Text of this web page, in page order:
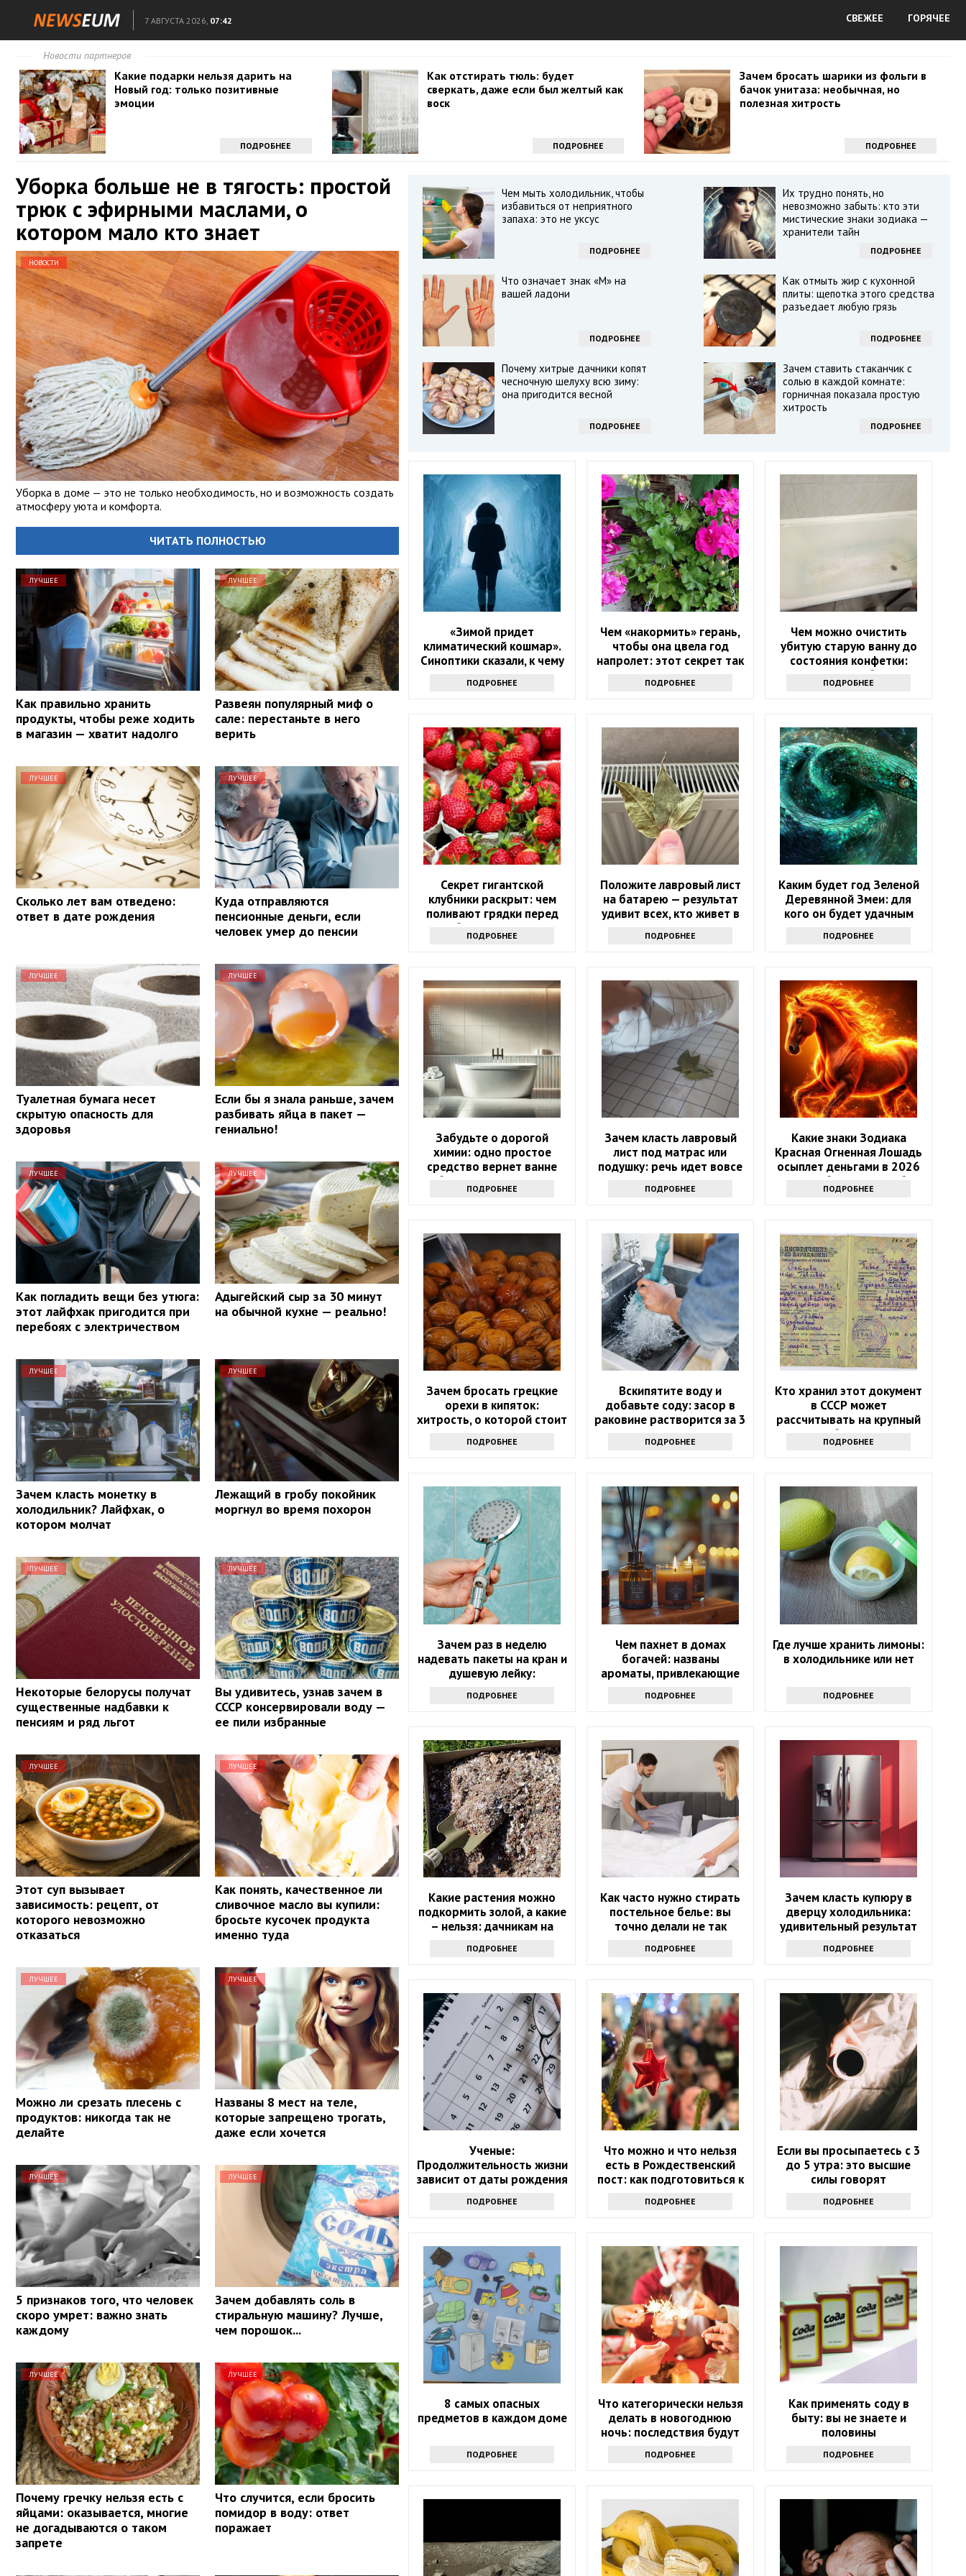
7 АВГУСТА 2026, 07:42 СВЕЖЕЕ ГОРЯЧЕЕ
Новости партнеров
Какие подарки нельзя дарить на
Новый год: только позитивные
эмоции
ПОДРОБНЕЕ
Как отстирать тюль: будет
сверкать, даже если был желтый как
воск
ПОДРОБНЕЕ
Зачем бросать шарики из фольги в
бачок унитаза: необычная, но
полезная хитрость
ПОДРОБНЕЕ
Уборка больше не в тягость: простой
трюк с эфирными маслами, о
котором мало кто знает
НОВОСТИ
Уборка в доме — это не только необходимость, но и возможность создать
атмосферу уюта и комфорта.
ЧИТАТЬ ПОЛНОСТЬЮ
ЛУЧШЕЕ
Как правильно хранить
продукты, чтобы реже ходить
в магазин — хватит надолго
ЛУЧШЕЕ
Развеян популярный миф о
сале: перестаньте в него
верить
ЛУЧШЕЕ
Сколько лет вам отведено:
ответ в дате рождения
ЛУЧШЕЕ
Куда отправляются
пенсионные деньги, если
человек умер до пенсии
ЛУЧШЕЕ
Туалетная бумага несет
скрытую опасность для
здоровья
ЛУЧШЕЕ
Если бы я знала раньше, зачем
разбивать яйца в пакет —
гениально!
ЛУЧШЕЕ
Как погладить вещи без утюга:
этот лайфхак пригодится при
перебоях с электричеством
ЛУЧШЕЕ
Адыгейский сыр за 30 минут
на обычной кухне — реально!
ЛУЧШЕЕ
Зачем класть монетку в
холодильник? Лайфхак, о
котором молчат
ЛУЧШЕЕ
Лежащий в гробу покойник
моргнул во время похорон
ЛУЧШЕЕ
Некоторые белорусы получат
существенные надбавки к
пенсиям и ряд льгот
ЛУЧШЕЕ
Вы удивитесь, узнав зачем в
СССР консервировали воду —
ее пили избранные
ЛУЧШЕЕ
Этот суп вызывает
зависимость: рецепт, от
которого невозможно
отказаться
ЛУЧШЕЕ
Как понять, качественное ли
сливочное масло вы купили:
бросьте кусочек продукта
именно туда
ЛУЧШЕЕ
Можно ли срезать плесень с
продуктов: никогда так не
делайте
ЛУЧШЕЕ
Названы 8 мест на теле,
которые запрещено трогать,
даже если хочется
ЛУЧШЕЕ
5 признаков того, что человек
скоро умрет: важно знать
каждому
ЛУЧШЕЕ
Зачем добавлять соль в
стиральную машину? Лучше,
чем порошок...
ЛУЧШЕЕ
Почему гречку нельзя есть с
яйцами: оказывается, многие
не догадываются о таком
запрете
ЛУЧШЕЕ
Что случится, если бросить
помидор в воду: ответ
поражает
Чем мыть холодильник, чтобы
избавиться от неприятного
запаха: это не уксус
ПОДРОБНЕЕ
Их трудно понять, но
невозможно забыть: кто эти
мистические знаки зодиака —
хранители тайн
ПОДРОБНЕЕ
Что означает знак «М» на
вашей ладони
ПОДРОБНЕЕ
Как отмыть жир с кухонной
плиты: щепотка этого средства
разъедает любую грязь
ПОДРОБНЕЕ
Почему хитрые дачники копят
чесночную шелуху всю зиму:
она пригодится весной
ПОДРОБНЕЕ
Зачем ставить стаканчик с
солью в каждой комнате:
горничная показала простую
хитрость
ПОДРОБНЕЕ
«Зимой придет
климатический кошмар».
Синоптики сказали, к чему
ПОДРОБНЕЕ
Чем «накормить» герань,
чтобы она цвела год
напролет: этот секрет так
ПОДРОБНЕЕ
Чем можно очистить
убитую старую ванну до
состояния конфетки:
дешевый способ спасти
санузел
ПОДРОБНЕЕ
Секрет гигантской
клубники раскрыт: чем
поливают грядки перед
сбором урожая
ПОДРОБНЕЕ
Положите лавровый лист
на батарею — результат
удивит всех, кто живет в
ПОДРОБНЕЕ
Каким будет год Зеленой
Деревянной Змеи: для
кого он будет удачным
ПОДРОБНЕЕ
Забудьте о дорогой
химии: одно простое
средство вернет ванне
белизну за 10 минут
ПОДРОБНЕЕ
Зачем класть лавровый
лист под матрас или
подушку: речь идет вовсе
ПОДРОБНЕЕ
Какие знаки Зодиака
Красная Огненная Лошадь
осыплет деньгами в 2026
году: 4 баловня Судьбы
ПОДРОБНЕЕ
Зачем бросать грецкие
орехи в кипяток:
хитрость, о которой стоит
ПОДРОБНЕЕ
Вскипятите воду и
добавьте соду: засор в
раковине растворится за 3
ПОДРОБНЕЕ
Кто хранил этот документ
в СССР может
рассчитывать на крупный
бонус
ПОДРОБНЕЕ
Зачем раз в неделю
надевать пакеты на кран и
душевую лейку:
интересный лайфхак
ПОДРОБНЕЕ
Чем пахнет в домах
богачей: названы
ароматы, привлекающие
ПОДРОБНЕЕ
Где лучше хранить лимоны:
в холодильнике или нет
ПОДРОБНЕЕ
Какие растения можно
подкормить золой, а какие
– нельзя: дачникам на
ПОДРОБНЕЕ
Как часто нужно стирать
постельное белье: вы
точно делали не так
ПОДРОБНЕЕ
Зачем класть купюру в
дверцу холодильника:
удивительный результат
ПОДРОБНЕЕ
Ученые:
Продолжительность жизни
зависит от даты рождения
ПОДРОБНЕЕ
Что можно и что нельзя
есть в Рождественский
пост: как подготовиться к
ПОДРОБНЕЕ
Если вы просыпаетесь с 3
до 5 утра: это высшие
силы говорят
ПОДРОБНЕЕ
8 самых опасных
предметов в каждом доме
ПОДРОБНЕЕ
Что категорически нельзя
делать в новогоднюю
ночь: последствия будут
на весь следующий год
ПОДРОБНЕЕ
Как применять соду в
быту: вы не знаете и
половины
ПОДРОБНЕЕ